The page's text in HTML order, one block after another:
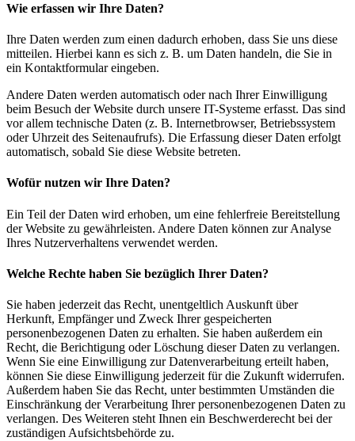
Wie erfassen wir Ihre Daten?
Ihre Daten werden zum einen dadurch erhoben, dass Sie uns diese
mitteilen. Hierbei kann es sich z. B. um Daten handeln, die Sie in
ein Kontaktformular eingeben.
Andere Daten werden automatisch oder nach Ihrer Einwilligung
beim Besuch der Website durch unsere IT-Systeme erfasst. Das sind
vor allem technische Daten (z. B. Internetbrowser, Betriebssystem
oder Uhrzeit des Seitenaufrufs). Die Erfassung dieser Daten erfolgt
automatisch, sobald Sie diese Website betreten.
Wofür nutzen wir Ihre Daten?
Ein Teil der Daten wird erhoben, um eine fehlerfreie Bereitstellung
der Website zu gewährleisten. Andere Daten können zur Analyse
Ihres Nutzerverhaltens verwendet werden.
Welche Rechte haben Sie bezüglich Ihrer Daten?
Sie haben jederzeit das Recht, unentgeltlich Auskunft über
Herkunft, Empfänger und Zweck Ihrer gespeicherten
personenbezogenen Daten zu erhalten. Sie haben außerdem ein
Recht, die Berichtigung oder Löschung dieser Daten zu verlangen.
Wenn Sie eine Einwilligung zur Datenverarbeitung erteilt haben,
können Sie diese Einwilligung jederzeit für die Zukunft widerrufen.
Außerdem haben Sie das Recht, unter bestimmten Umständen die
Einschränkung der Verarbeitung Ihrer personenbezogenen Daten zu
verlangen. Des Weiteren steht Ihnen ein Beschwerderecht bei der
zuständigen Aufsichtsbehörde zu.